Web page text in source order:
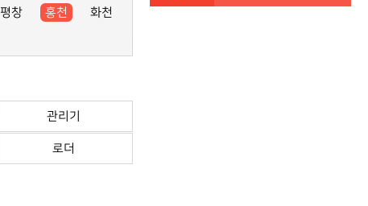
평창 홍천
화천
관리기
로더